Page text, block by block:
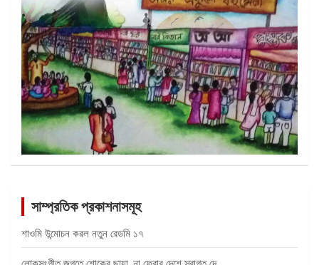
সাম্প্রতিক প্রকাশনাসমূহ
শাওমি উন্মোচন করল নতুন রেডমি ১৭